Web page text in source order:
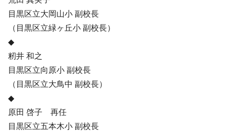
目黒区立大岡山小 副校長
（目黒区立緑ヶ丘小 副校長）
◆
籾井 和之
目黒区立向原小 副校長
（目黒区立大鳥中 副校長）
◆
原田 啓子 再任
目黒区立五本木小 副校長